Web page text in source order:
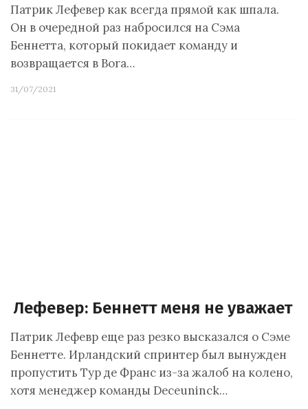
Патрик Лефевер как всегда прямой как шпала.
Он в очередной раз набросился на Сэма
Беннетта, который покидает команду и
возвращается в Bora…
31/07/2021
Лефевер: Беннетт меня не уважает
Патрик Лефевр еще раз резко высказался о Сэме
Беннетте. Ирландский спринтер был вынужден
пропустить Тур де Франс из-за жалоб на колено,
хотя менеджер команды Deceuninck…